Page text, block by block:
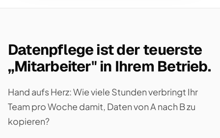
Datenpflege ist der teuerste
„Mitarbeiter" in Ihrem Betrieb.
Hand aufs Herz: Wie viele Stunden verbringt Ihr
Team pro Woche damit, Daten von A nach B zu
kopieren?